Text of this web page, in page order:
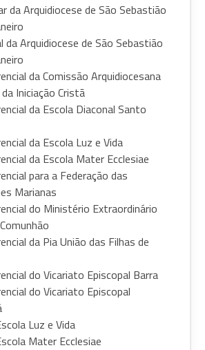
da Arquidiocese de São Sebastião
da Arquidiocese de São Sebastião
da Comissão Arquidiocesana
Iniciação Cristã
da Escola Diaconal Santo
da Escola Luz e Vida
da Escola Mater Ecclesiae
para a Federação das
Marianas
do Ministério Extraordinário
da Pia União das Filhas de
do Vicariato Episcopal Barra
do Vicariato Episcopal
Luz e Vida
Mater Ecclesiae